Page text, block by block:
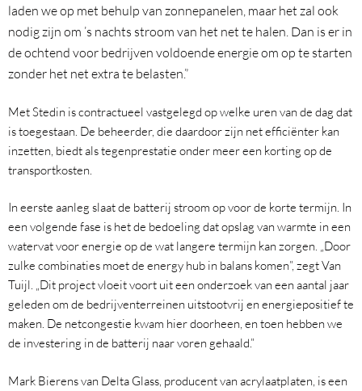
laden we op met behulp van zonnepanelen, maar het zal ook
nodig zijn om ’s nachts stroom van het net te halen. Dan is er in
de ochtend voor bedrijven voldoende energie om op te starten
zonder het net extra te belasten.”
Met Stedin is contractueel vastgelegd op welke uren van de dag dat
is toegestaan. De beheerder, die daardoor zijn net efficiënter kan
inzetten, biedt als tegenprestatie onder meer een korting op de
transportkosten.
In eerste aanleg slaat de batterij stroom op voor de korte termijn. In
een volgende fase is het de bedoeling dat opslag van warmte in een
watervat voor energie op de wat langere termijn kan zorgen. „Door
zulke combinaties moet de energy hub in balans komen”, zegt Van
Tuijl. „Dit project vloeit voort uit een onderzoek van een aantal jaar
geleden om de bedrijventerreinen uitstootvrij en energiepositief te
maken. De netcongestie kwam hier doorheen, en toen hebben we
de investering in de batterij naar voren gehaald.”
Mark Bierens van Delta Glass, producent van acrylaatplaten, is een